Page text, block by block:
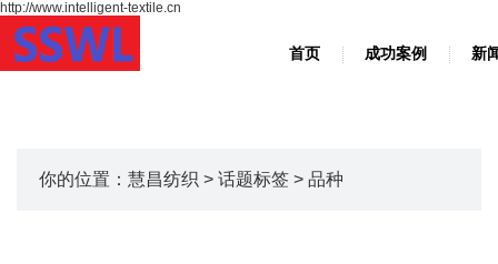
http://www.intelligent-textile.cn
首页 成功案例 新
你的位置： 慧昌纺织 > 话题标签 > 品种